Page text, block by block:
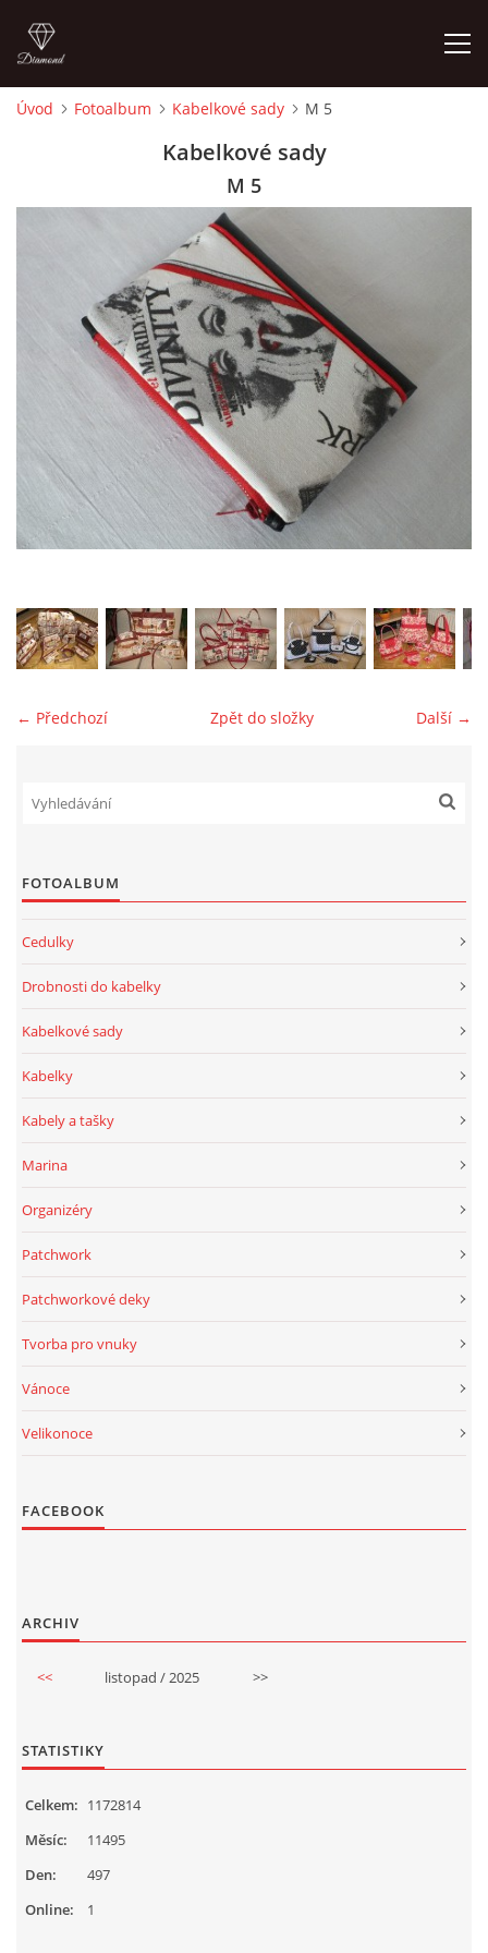
MOJE POSLEDNÍ PRÁCE
jk-laguna@seznam.cz
Úvod Fotoalbum Kabelkové sady M 5
Kabelkové sady
M 5
← Předchozí Další →
Zpět do složky
FOTOALBUM
Cedulky
Drobnosti do kabelky
Kabelkové sady
Kabelky
Kabely a tašky
Marina
Organizéry
Patchwork
Patchworkové deky
Tvorba pro vnuky
Vánoce
Velikonoce
FACEBOOK
ARCHIV
<< listopad / 2025 >>
STATISTIKY
Online: 1
Celkem: 1172814
Měsíc:
11495
Den:
497